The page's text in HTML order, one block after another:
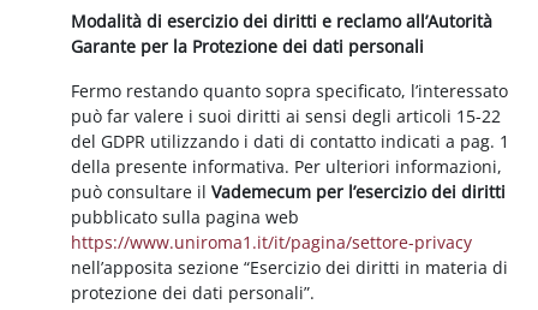
Modalità di esercizio dei diritti e reclamo all’Autorità
Garante per la Protezione dei dati personali
Fermo restando quanto sopra specificato, l’interessato
può far valere i suoi diritti ai sensi degli articoli 15-22
del GDPR utilizzando i dati di contatto indicati a pag. 1
della presente informativa. Per ulteriori informazioni,
può consultare ilVademecum per l’esercizio dei diritti
pubblicato sulla pagina web
https://www.uniroma1.it/it/pagina/settore-privacy
nell’apposita sezione “Esercizio dei diritti in materia di
protezione dei dati personali”.